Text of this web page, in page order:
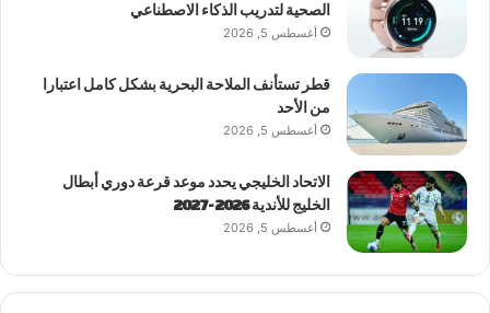
الصحية لتدريب الذكاء الاصطناعي
أغسطس 5, 2026
قطر تستأنف الملاحة البحرية بشكل كامل اعتبارا
من الأحد
أغسطس 5, 2026
الاتحاد الخليجي يحدد موعد قرعة دوري أبطال
الخليج للأندية 2026-2027
أغسطس 5, 2026